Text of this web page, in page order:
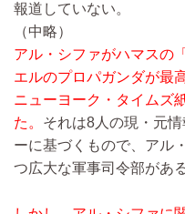
報道していない。
（中略）
アル・シファがハマスの
エルのプロパガンダが最
ニューヨーク・タイムズ
た。 それは8人の現・元
ーに基づくもので、アル
つ広大な軍事司令部があ